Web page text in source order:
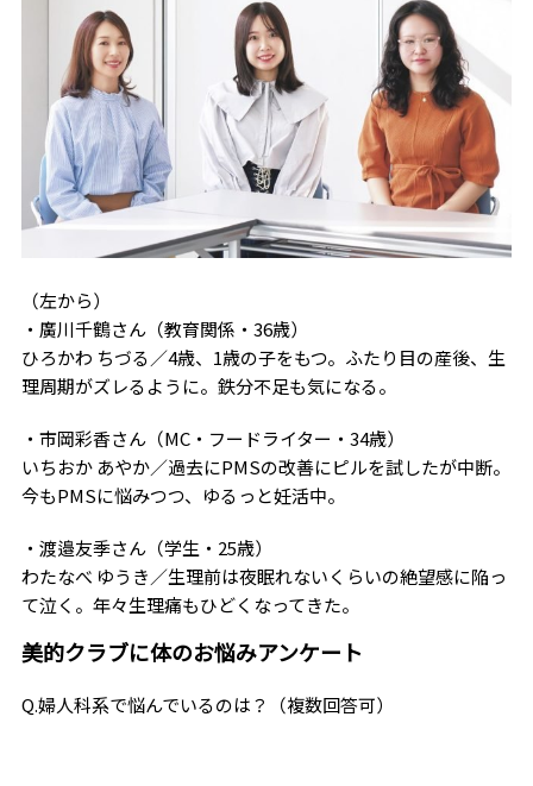
（左から）
・廣川千鶴さん（教育関係・36歳）
ひろかわ ちづる／4歳、1歳の子をもつ。ふたり目の産後、生
理周期がズレるように。鉄分不足も気になる。
・市岡彩香さん（MC・フードライター・34歳）
いちおか あやか／過去にPMSの改善にピルを試したが中断。
今もPMSに悩みつつ、ゆるっと妊活中。
・渡邉友季さん（学生・25歳）
わたなべ ゆうき／生理前は夜眠れないくらいの絶望感に陥っ
て泣く。年々生理痛もひどくなってきた。
美的クラブに体のお悩みアンケート
Q.婦人科系で悩んでいるのは？（複数回答可）